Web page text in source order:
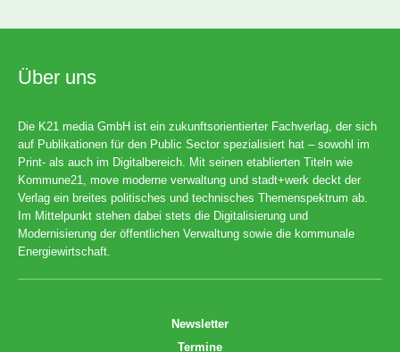
Über uns
Die K21 media GmbH ist ein zukunftsorientierter Fachverlag, der sich
auf Publikationen für den Public Sector spezialisiert hat – sowohl im
Print- als auch im Digitalbereich. Mit seinen etablierten Titeln wie
Kommune21, move moderne verwaltung und stadt+werk deckt der
Verlag ein breites politisches und technisches Themenspektrum ab.
Im Mittelpunkt stehen dabei stets die Digitalisierung und
Modernisierung der öffentlichen Verwaltung sowie die kommunale
Energiewirtschaft.
Newsletter
Termine